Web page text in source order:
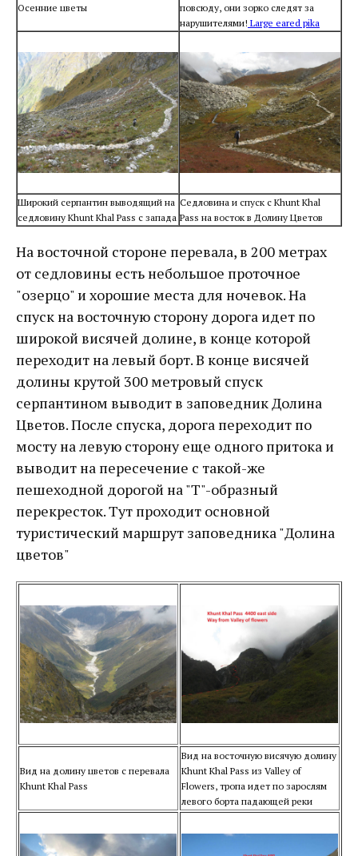
Осенние цветы
повсюду, они зорко следят за
нарушителями! Large eared pika
Широкий серпантин выводящий на
седловину Khunt Khal Pass с запада
Седловина и спуск с Khunt Khal
Pass на восток в Долину Цветов
На восточной стороне перевала, в 200 метрах
от седловины есть небольшое проточное
"озерцо" и хорошие места для ночевок. На
спуск на восточную сторону дорога идет по
широкой висячей долине, в конце которой
переходит на левый борт. В конце висячей
долины крутой 300 метровый спуск
серпантином выводит в заповедник Долина
Цветов. После спуска, дорога переходит по
мосту на левую сторону еще одного притока и
выводит на пересечение с такой-же
пешеходной дорогой на "Т"-образный
перекресток. Тут проходит основной
туристический маршрут заповедника "Долина
цветов"
Вид на долину цветов с перевала
Khunt Khal Pass
Вид на восточную висячую долину
Khunt Khal Pass из Valley of
Flowers, тропа идет по зарослям
левого борта падающей реки